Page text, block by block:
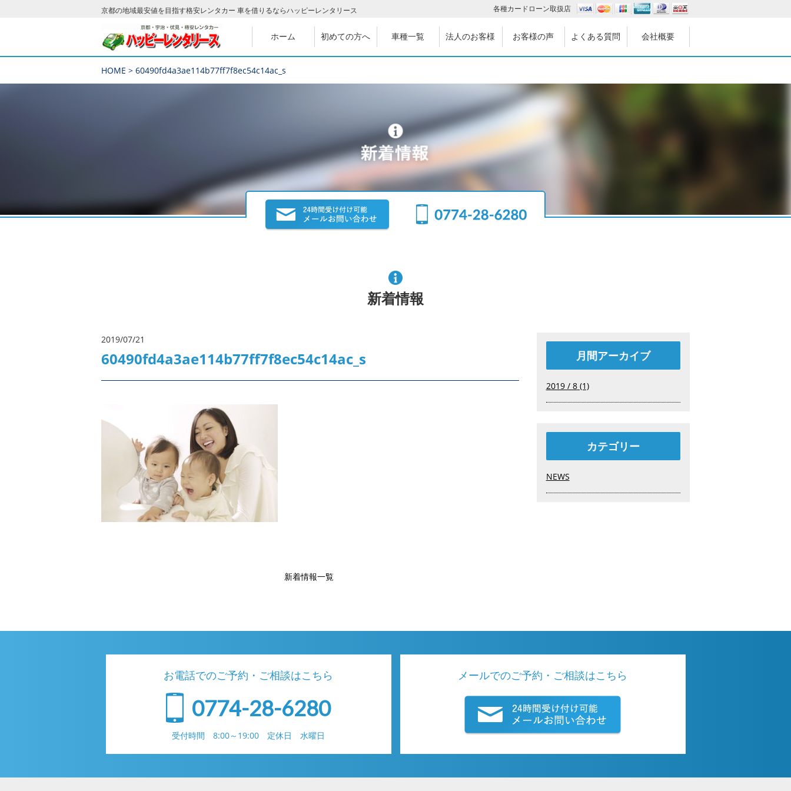
京都の地域最安値を目指す格安レンタカー 車を借りるならハッピーレンタリース 各種カードローン取扱店
ホーム 初めての方へ 車種一覧 法人のお客様 お客様の声 よくある質問 会社概要
HOME > 60490fd4a3ae114b77ff7f8ec54c14ac_s
新着情報
2019/07/21
60490fd4a3ae114b77ff7f8ec54c14ac_s
新着情報一覧
月間アーカイブ
2019 / 8(1)
カテゴリー
NEWS
お電話でのご予約・ご相談はこちら
0774-28-6280
受付時間 8:00～19:00 定休日 水曜日
メールでのご予約・ご相談はこちら